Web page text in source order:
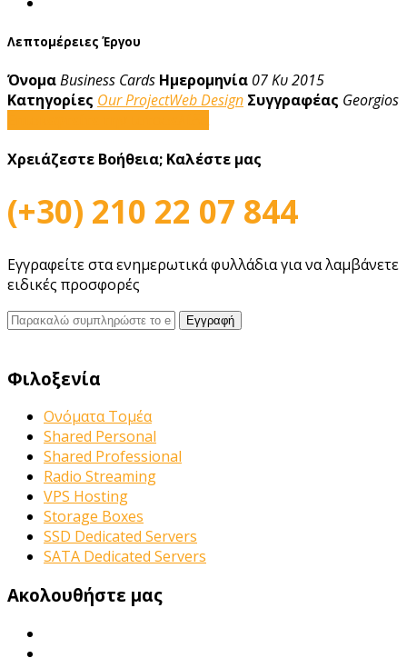
Λεπτομέρειες Έργου
ΌνομαBusiness Cards Ημερομηνία 07 Κυ 2015
Κατηγορίες Our ProjectWeb Design Συγγραφέας Georgios
Χρειάζεστε Βοήθεια; Καλέστε μας
(+30) 210 22 07 844
Εγγραφείτε στα ενημερωτικά φυλλάδια για να λαμβάνετε
ειδικές προσφορές
Φιλοξενία
Ονόματα Τομέα
Shared Personal
Shared Professional
Radio Streaming
VPS Hosting
Storage Boxes
SSD Dedicated Servers
SATA Dedicated Servers
Ακολουθήστε μας